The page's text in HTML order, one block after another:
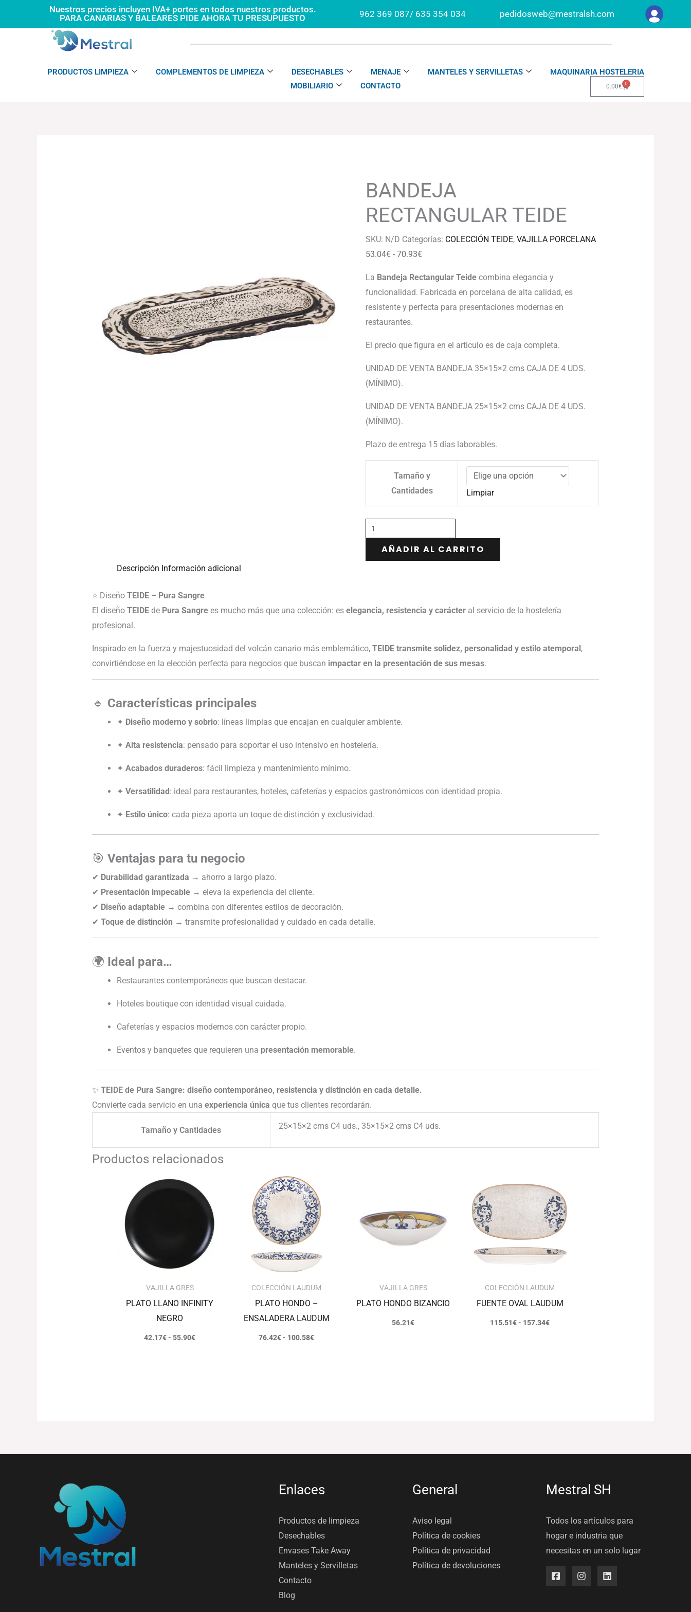
Nuestros precios incluyen IVA+ portes en todos nuestros productos.
PARA CANARIAS Y BALEARES PIDE AHORA TU PRESUPUESTO
962 369 087/ 635 354 034 pedidosweb@mestralsh.com
PRODUCTOS LIMPIEZA COMPLEMENTOS DE LIMPIEZA DESECHABLES MENAJE MANTELES Y SERVILLETAS
MAQUINARIA HOSTELERIA
MOBILIARIO
CONTACTO 0.00€ 0
Carrito
BANDEJA
RECTANGULAR TEIDE
SKU: N/D Categorías: COLECCIÓN TEIDE,VAJILLA PORCELANA
53.04€ - 70.93€
desde
hasta
La Bandeja Rectangular Teide combina elegancia y
funcionalidad. Fabricada en porcelana de alta calidad, es
resistente y perfecta para presentaciones modernas en
restaurantes.
El precio que figura en el articulo es de caja completa.
UNIDAD DE VENTA BANDEJA 35×15×2 cms CAJA DE 4 UDS.
(MÍNIMO).
UNIDAD DE VENTA BANDEJA 25×15×2 cms CAJA DE 4 UDS.
(MÍNIMO).
Plazo de entrega 15 días laborables.
Tamaño y
Cantidades
Limpiar
cantidad
AÑADIR AL CARRITO
Descripción Información adicional
⭐ Diseño TEIDE – Pura Sangre
El diseño TEIDEde Pura Sangrees mucho más que una colección: es elegancia, resistencia y carácteral servicio de la hostelería
profesional.
Inspirado en la fuerza y majestuosidad del volcán canario más emblemático, TEIDE transmite solidez, personalidad y estilo atemporal ,
convirtiéndose en la elección perfecta para negocios que buscan impactar en la presentación de sus mesas.
🔹 Características principales
✦ Diseño moderno y sobrio: líneas limpias que encajan en cualquier ambiente.
✦ Alta resistencia: pensado para soportar el uso intensivo en hostelería.
✦ Acabados duraderos: fácil limpieza y mantenimiento mínimo.
✦ Versatilidad : ideal para restaurantes, hoteles, cafeterías y espacios gastronómicos con identidad propia.
✦ Estilo único: cada pieza aporta un toque de distinción y exclusividad.
🎯 Ventajas para tu negocio
✔ Durabilidad garantizada → ahorro a largo plazo.
✔ Presentación impecable→ eleva la experiencia del cliente.
✔ Diseño adaptable→ combina con diferentes estilos de decoración.
✔ Toque de distinción → transmite profesionalidad y cuidado en cada detalle.
🌍 Ideal para…
Restaurantes contemporáneos que buscan destacar.
Hoteles boutique con identidad visual cuidada.
Cafeterías y espacios modernos con carácter propio.
Eventos y banquetes que requieren una presentación memorable.
✨ TEIDE de Pura Sangre: diseño contemporáneo, resistencia y distinción en cada detalle.
Convierte cada servicio en una experiencia única que tus clientes recordarán.
Tamaño y Cantidades 25×15×2 cms C4 uds., 35×15×2 cms C4 uds.
Productos relacionados
VAJILLA GRES
PLATO LLANO INFINITY
NEGRO
42.17€- 55.90€
precios:
desde
42.17€
hasta
55.90€
COLECCIÓN LAUDUM
PLATO HONDO –
ENSALADERA LAUDUM
76.42€- 100.58€
precios:
desde
76.42€
hasta
100.58€
VAJILLA GRES
PLATO HONDO BIZANCIO
56.21€
COLECCIÓN LAUDUM
FUENTE OVAL LAUDUM
115.51€- 157.34€
precios:
desde
115.51€
hasta
157.34€
Enlaces
Productos de limpieza
Desechables
Envases Take Away
Manteles y Servilletas
Contacto
Blog
General
Aviso legal
Política de cookies
Política de privacidad
Política de devoluciones
Mestral SH
Todos los artículos para
hogar e industria que
necesitas en un solo lugar